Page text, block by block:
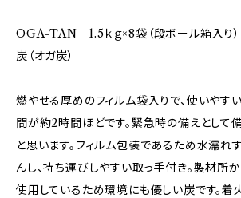
OGA-TAN 1.5ｋｇ×8袋（段ボール箱入り）
炭（オガ炭）
燃やせる厚めのフィルム袋入りで、使いやす
間が約2時間ほどです。緊急時の備えとして
と思います。フィルム包装であるため水濡れ
んし、持ち運びしやすい取っ手付き。製材所
使用しているため環境にも優しい炭です。着